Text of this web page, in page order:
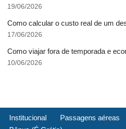
19/06/2026
Como calcular o custo real de um
17/06/2026
Como viajar fora de temporada e
10/06/2026
Institucional Passagens aéreas